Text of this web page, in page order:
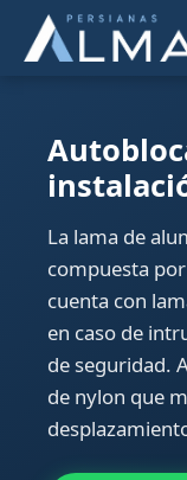
La lama de
compuesta
cuenta con
en caso de
de seguridad.
de nylon que